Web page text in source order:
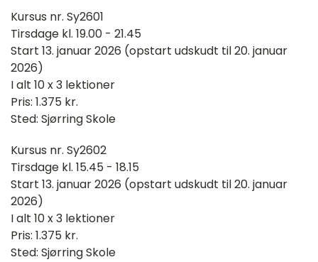
Kursus nr. Sy2601
Tirsdage kl. 19.00 - 21.45
Start 13. januar 2026 (opstart udskudt til 20. januar
2026)
I alt 10 x 3 lektioner
Pris: 1.375 kr.
Sted: Sjørring Skole
Kursus nr. Sy2602
Tirsdage kl. 15.45 - 18.15
Start 13. januar 2026 (opstart udskudt til 20. januar
2026)
I alt 10 x 3 lektioner
Pris: 1.375 kr.
Sted: Sjørring Skole